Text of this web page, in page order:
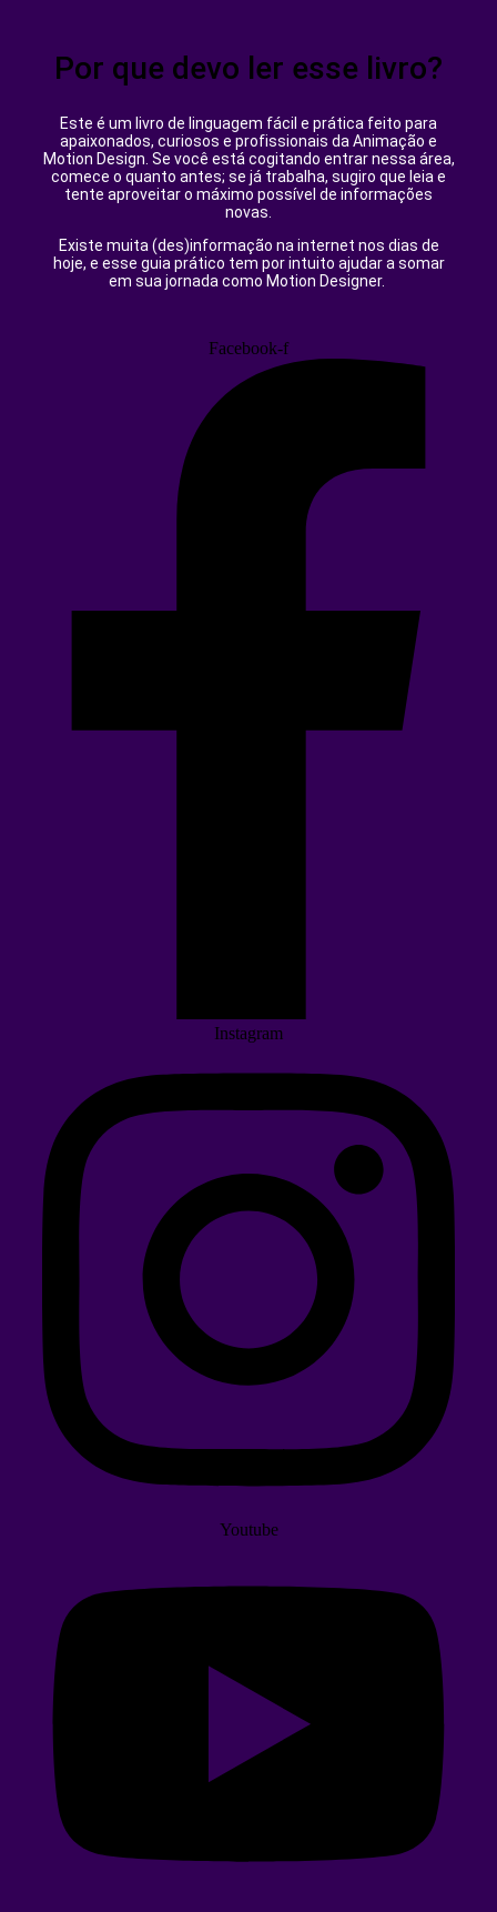
Por que devo ler esse livro?
Este é um livro de linguagem fácil e prática feito para
apaixonados, curiosos e profissionais da Animação e
Motion Design. Se você está cogitando entrar nessa área,
comece o quanto antes; se já trabalha, sugiro que leia e
tente aproveitar o máximo possível de informações
novas.
Existe muita (des)informação na internet nos dias de
hoje, e esse guia prático tem por intuito ajudar a somar
em sua jornada como Motion Designer.
Facebook-f
Instagram
Youtube